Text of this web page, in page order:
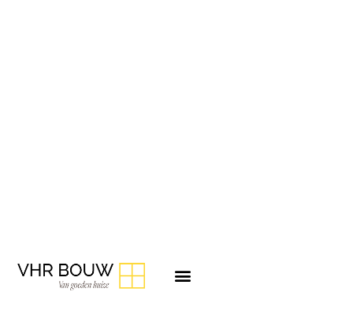
oog heeft voor werknemers. Een prettige sfeer, korte